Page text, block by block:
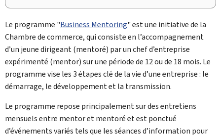
Le programme "Business Mentoring" est une initiative de la
Chambre de commerce, qui consiste en l’accompagnement
d’un jeune dirigeant (mentoré) par un chef d’entreprise
expérimenté (mentor) sur une période de 12 ou de 18 mois. Le
programme vise les 3 étapes clé de la vie d’une entreprise : le
démarrage, le développement et la transmission.
Le programme repose principalement sur des entretiens
mensuels entre mentor et mentoré et est ponctué
d’événements variés tels que les séances d’information pour